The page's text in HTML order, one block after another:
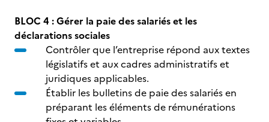
BLOC 4 : Gérer la paie des salariés et les
déclarations sociales
Contrôler que l’entreprise répond aux textes
législatifs et aux cadres administratifs et
juridiques applicables.
Établir les bulletins de paie des salariésen
préparant les éléments de rémunérations